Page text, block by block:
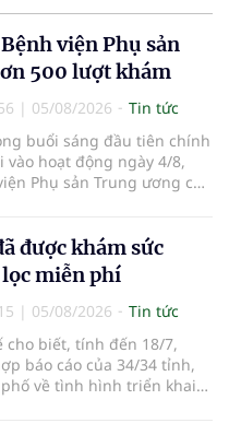
viện Phụ sản
500 lượt khám
| 05/08/2026
Tin tức
buổi sáng đầu tiên chính
vào hoạt động ngày 4/8,
Phụ sản Trung ương cơ
tiên chào đời.
được khám sức
miễn phí
| 05/08/2026
Tin tức
cho biết, tính đến 18/7,
báo cáo của 34/34 tỉnh,
về tình hình triển khai